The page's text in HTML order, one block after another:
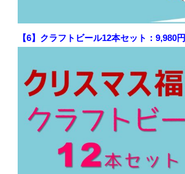
【6】クラフトビール12本セット：9,980円